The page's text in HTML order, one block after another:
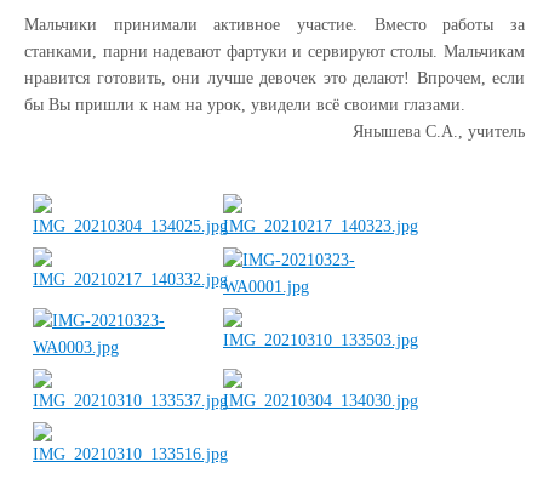
Мальчики принимали активное участие. Вместо работы за
станками, парни надевают фартуки и сервируют столы. Мальчикам
нравится готовить, они лучше девочек это делают! Впрочем, если
бы Вы пришли к нам на урок, увидели всё своими глазами.
Янышева С.А., учитель